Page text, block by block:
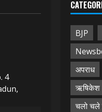
4
BJP
अपराध
ऋषिकेश
चलो चले